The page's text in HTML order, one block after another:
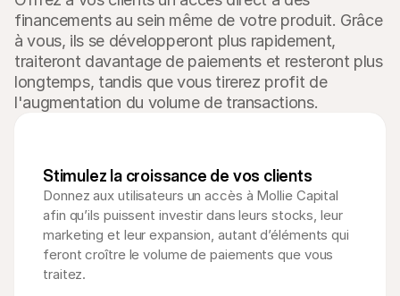
financements au sein même de votre produit. Grâce
à vous, ils se développeront plus rapidement,
traiteront davantage de paiements et resteront plus
longtemps, tandis que vous tirerez profit de
l'augmentation du volume de transactions.
Stimulez la croissance de vos clients
Donnez aux utilisateurs un accès à Mollie Capital
afin qu’ils puissent investir dans leurs stocks, leur
marketing et leur expansion, autant d’éléments qui
feront croître le volume de paiements que vous
traitez.